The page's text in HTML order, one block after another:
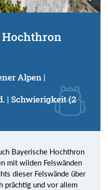
Hochthron
Alpen |
| Schwierigkeit (2
Bayerische Hochthron
mit wilden Felswänden
dieser Felswände über
prächtig und vor allem